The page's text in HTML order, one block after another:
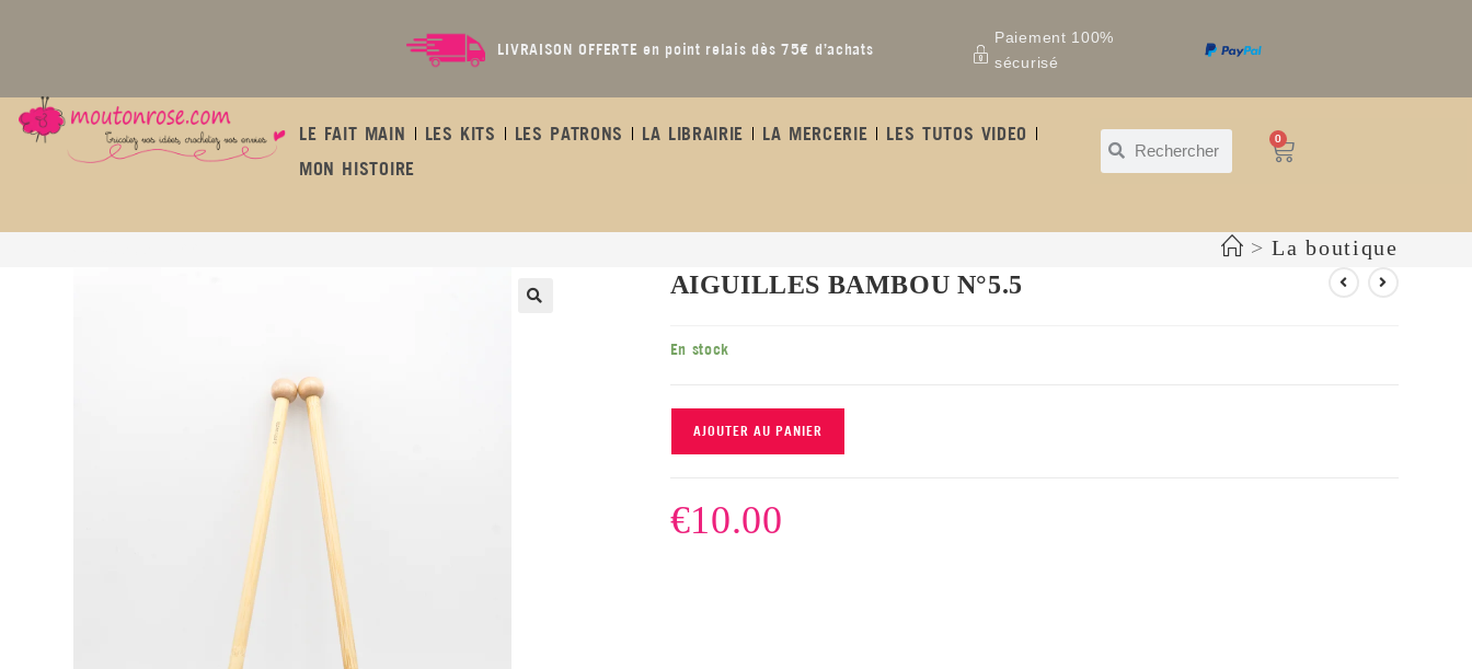
LIVRAISON OFFERTE en point relais dès 75€ d’achats
Paiement 100%
sécurisé
LE FAIT MAIN LES KITS LES PATRONS LA LIBRAIRIE LA MERCERIE
LES TUTOS VIDEO
MON HISTOIRE
0
> La boutique
AIGUILLES BAMBOU N°5.5
En stock
AJOUTER AU PANIER
€10.00